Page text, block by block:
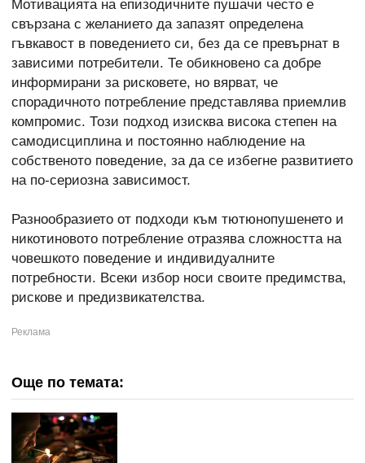
Мотивацията на епизодичните пушачи често е
свързана с желанието да запазят определена
гъвкавост в поведението си, без да се превърнат в
зависими потребители. Те обикновено са добре
информирани за рисковете, но вярват, че
спорадичното потребление представлява приемлив
компромис. Този подход изисква висока степен на
самодисциплина и постоянно наблюдение на
собственото поведение, за да се избегне развитието
на по-сериозна зависимост.
Разнообразието от подходи към тютюнопушенето и
никотиновото потребление отразява сложността на
човешкото поведение и индивидуалните
потребности. Всеки избор носи своите предимства,
рискове и предизвикателства.
Още по темата: